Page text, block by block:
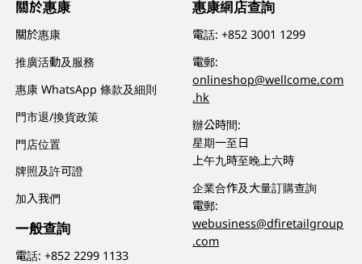
關於惠康
關於惠康
推廣活動及服務
惠康 WhatsApp 條款及細則
門市退/換貨政策
門店位置
牌照及許可證
加入我們
一般查詢
電話:+852 2299 1133
惠康網店查詢
電話:+852 3001 1299
電郵:
onlineshop@wellcome.com
.hk
辦公時間:
星期一至日
上午九時至晚上六時
企業合作及大量訂購查詢
電郵:
webusiness@dfiretailgroup
.com